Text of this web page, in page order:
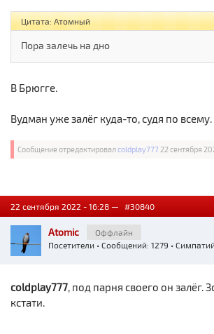
Цитата: Атомный
Пора залечь на дно
В Брюгге.
Вудман уже залёг куда-то, судя по всему.
Сообщение отредактировалcoldplay777 22 сентября
22 сентября 2022 - 16:28 — #30840
Atomic
Оффлайн
Посетители • Сообщений: 1279 •
coldplay777, под парня своего он залёг.
кстати.